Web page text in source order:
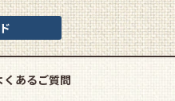
くあるご質問